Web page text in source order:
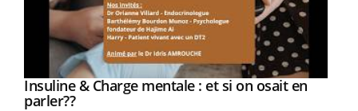
Youtube
Insuline & Charge mentale : et si on osait en
parler??Youtube